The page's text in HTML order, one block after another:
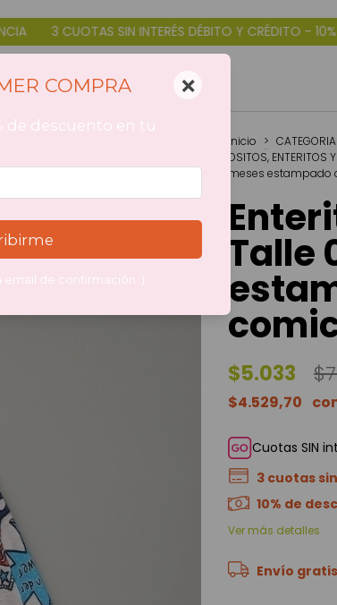
SIN INTERÉS DÉBITO Y CRÉDITO - 10% OFF CON
Inicio >
OSITOS, ENTERITOS
meses estampado
Talle
$5.033
$4.529,70
Cuotas SIN
3 cuotas
10% de
Ver más detalles
Envío gratis
COMPRA ×
de descuento en tu
email de confirmación :)